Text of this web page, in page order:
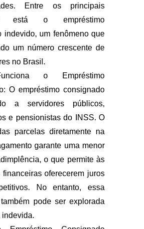
Entre os principais
está o empréstimo
indevido, um fenômeno que
um número crescente de
no Brasil.
o Empréstimo
O empréstimo consignado
a servidores públicos,
e pensionistas do INSS. O
parcelas diretamente na
garante uma menor
o que permite às
financeiras oferecerem juros
No entanto, essa
pode ser explorada
indevida.